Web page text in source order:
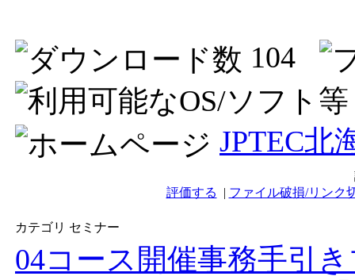
104
JPTEC北
評価する | ファイル破損/リンク
カテゴリ セミナー
04コース開催事務手引